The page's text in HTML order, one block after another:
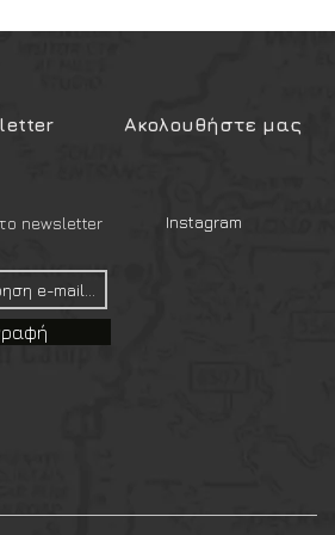
Ακολουθήστε μας
newsletter Instagram